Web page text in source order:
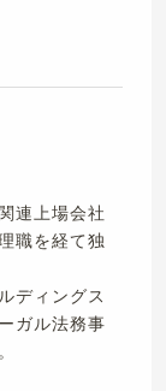
連上場会社
職を経て独
ディングス
ガル法務事